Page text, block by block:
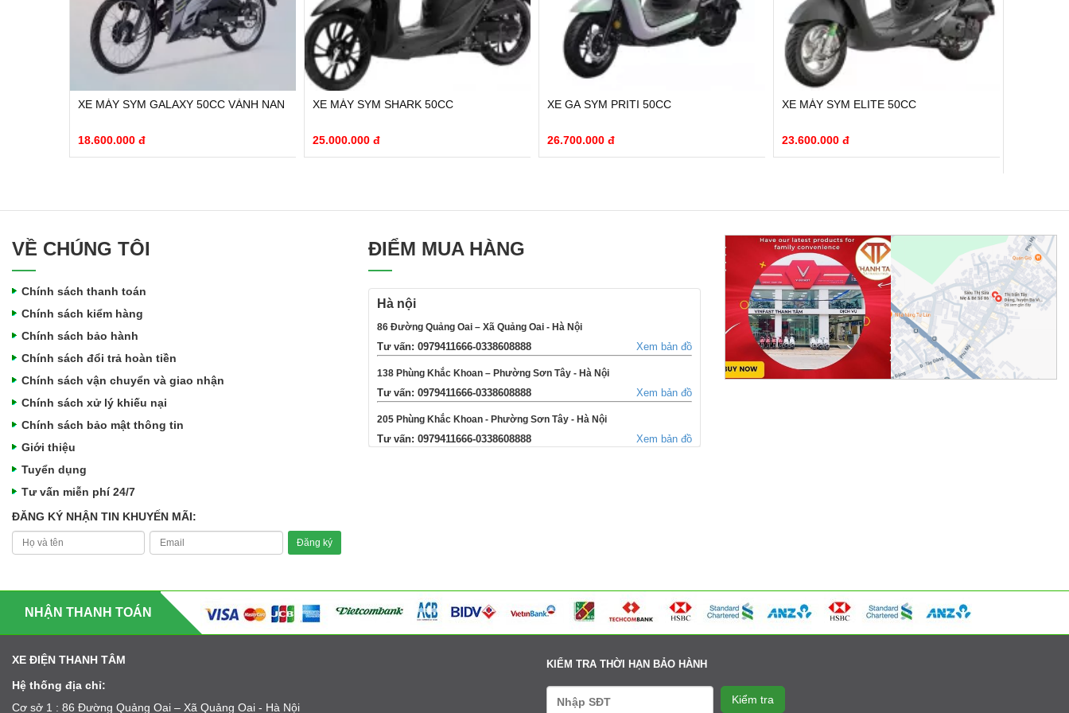
XE MÁY SYM GALAXY 50CC VÀNH NAN
18.600.000 đ
XE MÁY SYM SHARK 50CC
25.000.000 đ
XE GA SYM PRITI 50CC
26.700.000 đ
XE MÁY SYM ELITE 50CC
23.600.000 đ
VỀ CHÚNG TÔI
Chính sách thanh toán
Chính sách kiểm hàng
Chính sách bảo hành
Chính sách đổi trả hoàn tiền
Chính sách vận chuyển và giao nhận
Chính sách xử lý khiếu nại
Chính sách bảo mật thông tin
Giới thiệu
Tuyển dụng
Tư vấn miễn phí 24/7
ĐĂNG KÝ NHẬN TIN KHUYẾN MÃI:
ĐIỂM MUA HÀNG
Hà nội
86 Đường Quảng Oai – Xã Quảng Oai - Hà Nội
Tư vấn: 0979411666-0338608888 Xem bản đồ
138 Phùng Khắc Khoan – Phường Sơn Tây - Hà Nội
Tư vấn: 0979411666-0338608888 Xem bản đồ
205 Phùng Khắc Khoan - Phường Sơn Tây - Hà Nội
Tư vấn: 0979411666-0338608888 Xem bản đồ
Cụm 6 - Thị Trấn Liên Quan - Thạch Thất - Hà Nội
Tư vấn: 0979411666-0338608888 Xem bản đồ
NHẬN THANH TOÁN
XE ĐIỆN THANH TÂM
Hệ thống địa chỉ:
Cơ sở 1 : 86 Đường Quảng Oai – Xã Quảng Oai - Hà Nội
KIỂM TRA THỜI HẠN BẢO HÀNH